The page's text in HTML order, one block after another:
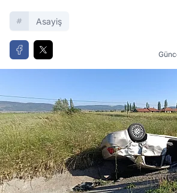
Asayiş